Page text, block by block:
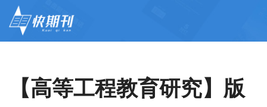
【高等工程教育研究】版